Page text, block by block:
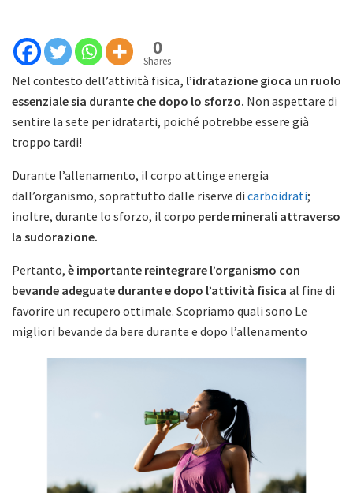
0
Shares
Nel contesto dell’attività fisica, l’idratazione gioca un ruolo
essenziale sia durante che dopo lo sforzo. Non aspettare di
sentire la sete per idratarti, poiché potrebbe essere già
troppo tardi!
Durante l’allenamento, il corpo attinge energia
dall’organismo, soprattutto dalle riserve di carboidrati;
inoltre, durante lo sforzo, il corpo perde minerali attraverso
la sudorazione.
Pertanto, è importante reintegrare l’organismo con
bevande adeguate durante e dopo l’attività fisica al fine di
favorire un recupero ottimale. Scopriamo quali sono Le
migliori bevande da bere durante e dopo l’allenamento